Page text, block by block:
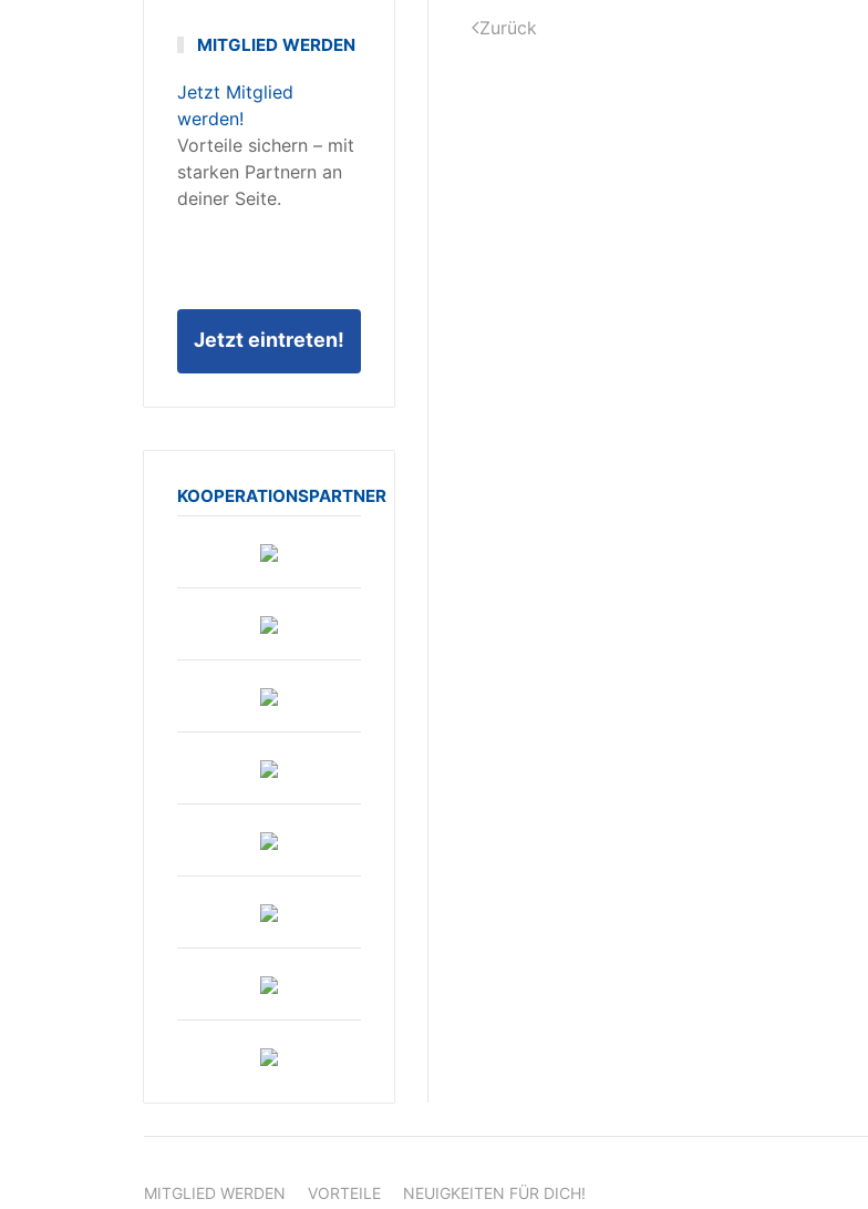
Zurück
MITGLIED WERDEN
Jetzt Mitglied
werden!
Vorteile sichern – mit
starken Partnern an
deiner Seite.
Jetzt eintreten!
KOOPERATIONSPARTNER
MITGLIED WERDEN VORTEILE NEUIGKEITEN FÜR DICH!